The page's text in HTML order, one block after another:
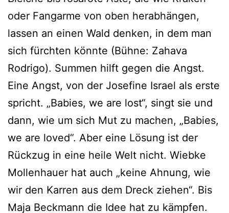
oder Fangarme von oben herabhängen,
lassen an einen Wald denken, in dem man
sich fürchten könnte (Bühne: Zahava
Rodrigo). Summen hilft gegen die Angst.
Eine Angst, von der Josefine Israel als erste
spricht. „Babies, we are lost“, singt sie und
dann, wie um sich Mut zu machen, „Babies,
we are loved“. Aber eine Lösung ist der
Rückzug in eine heile Welt nicht. Wiebke
Mollenhauer hat auch „keine Ahnung, wie
wir den Karren aus dem Dreck ziehen“. Bis
Maja Beckmann die Idee hat zu kämpfen.